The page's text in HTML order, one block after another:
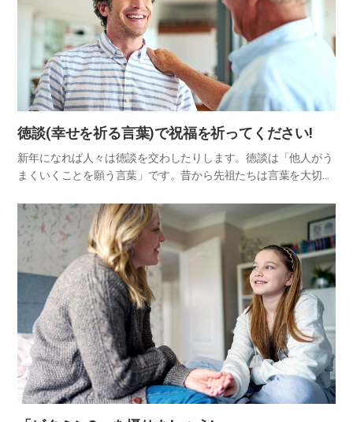
徳談(幸せを祈る言葉)で祝福を祈ってください!
新年になれば人々は徳談を交わしたりします。徳談は「他人がう
まくいくことを願う言葉」です。昔から先祖たちは言葉を大切に
生まれました。相手の幸せと繁栄を願う言葉だからこそ、徳談は
相手が聞…